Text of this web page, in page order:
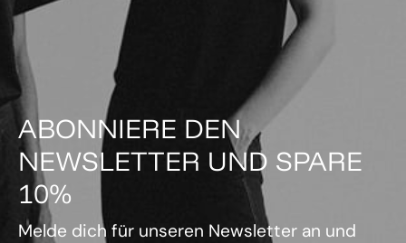
ABONNIERE DEN
NEWSLETTER UND SPARE
10%
Melde dich für unseren Newsletter an und